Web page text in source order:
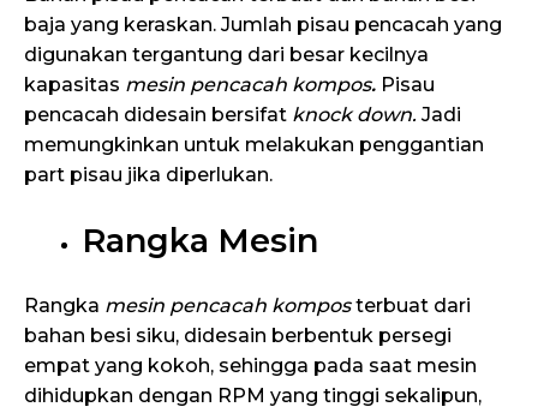
baja yang keraskan. Jumlah pisau pencacah yang
digunakan tergantung dari besar kecilnya
kapasitas mesin pencacah kompos. Pisau
pencacah didesain bersifat knock down. Jadi
memungkinkan untuk melakukan penggantian
part pisau jika diperlukan.
Rangka Mesin
Rangka mesin pencacah kompos terbuat dari
bahan besi siku, didesain berbentuk persegi
empat yang kokoh, sehingga pada saat mesin
dihidupkan dengan RPM yang tinggi sekalipun,